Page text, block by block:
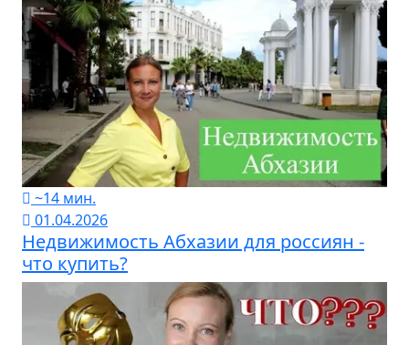
~14 мин.
01.04.2026
Недвижимость Абхазии для россиян -
что купить?